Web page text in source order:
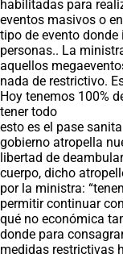
habilitadas para
eventos masivos o
tipo de evento
personas.. La
aquellos
nada de restrictivo.
Hoy tenemos 100%
tener todo
esto es el pase
gobierno atropella
libertad de
cuerpo, dicho
por la ministra:
permitir continuar
qué no económica
donde para
medidas restrictivas